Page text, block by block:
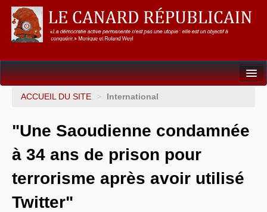
Dossiers
Un éléphant, ça trompe énormément !
Gouvernance mondiale & mondialisation
ACCUEIL DU SITE > International
"Une Saoudienne condamnée
à 34 ans de prison pour
terrorisme après avoir utilisé
Twitter"